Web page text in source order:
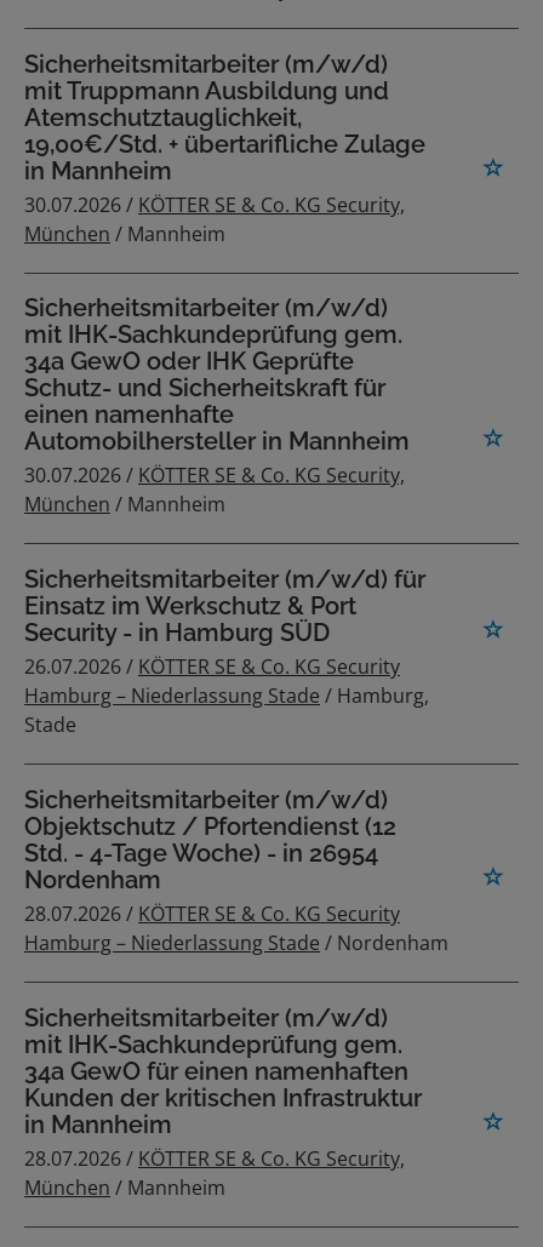
Sicherheitsmitarbeiter (m/w/d)
mit Truppmann Ausbildung und
Atemschutztauglichkeit,
19,00€/Std. + übertarifliche Zulage
in Mannheim
30.07.2026 / KÖTTER SE & Co. KG Security,
München / Mannheim
Sicherheitsmitarbeiter (m/w/d)
mit IHK-Sachkundeprüfung gem.
34a GewO oder IHK Geprüfte
Schutz- und Sicherheitskraft für
einen namenhafte
Automobilhersteller in Mannheim
30.07.2026 / KÖTTER SE & Co. KG Security,
München / Mannheim
Sicherheitsmitarbeiter (m/w/d) für
Einsatz im Werkschutz & Port
Security - in Hamburg SÜD
26.07.2026 / KÖTTER SE & Co. KG Security
Hamburg – Niederlassung Stade / Hamburg,
Stade
Sicherheitsmitarbeiter (m/w/d)
Objektschutz / Pfortendienst (12
Std. - 4-Tage Woche) - in 26954
Nordenham
28.07.2026 / KÖTTER SE & Co. KG Security
Hamburg – Niederlassung Stade / Nordenham
Sicherheitsmitarbeiter (m/w/d)
mit IHK-Sachkundeprüfung gem.
34a GewO für einen namenhaften
Kunden der kritischen Infrastruktur
in Mannheim
28.07.2026 / KÖTTER SE & Co. KG Security,
München / Mannheim